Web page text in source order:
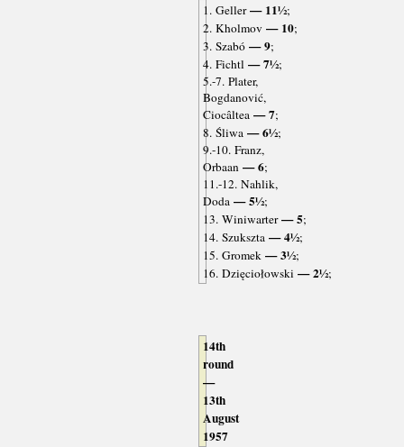
1. Geller— 11½;
2. Kholmov — 10;
3. Szabó— 9;
4. Fichtl— 7½;
5.-7. Plater,
Bogdanović,
Ciocâltea— 7;
8. Śliwa— 6½;
9.-10. Franz,
Orbaan— 6;
11.-12. Nahlik,
Doda— 5½;
13. Winiwarter— 5;
14. Szukszta— 4½;
15. Gromek— 3½;
16. Dzięciołowski — 2½;
14th
round
—
13th
August
1957